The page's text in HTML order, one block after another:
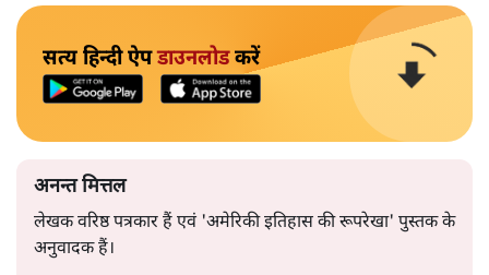
सत्य हिन्दी ऐपडाउनलोडकरें
अनन्त मित्तल
लेखक वरिष्ठ पत्रकार हैं एवं 'अमेरिकी इतिहास की रूपरेखा' पुस्तक के
अनुवादक हैं।